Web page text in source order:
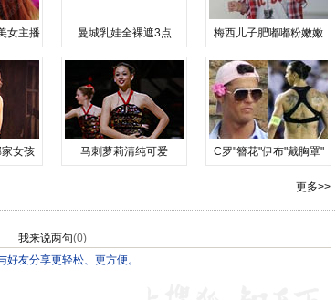
女主播 曼城乳娃全裸遮3点 梅西儿子肥嘟嘟粉嫩嫩
女孩 马刺萝莉清纯可爱 C罗"簪花"伊布"戴胸罩"
更多>>
我来说两句(0)